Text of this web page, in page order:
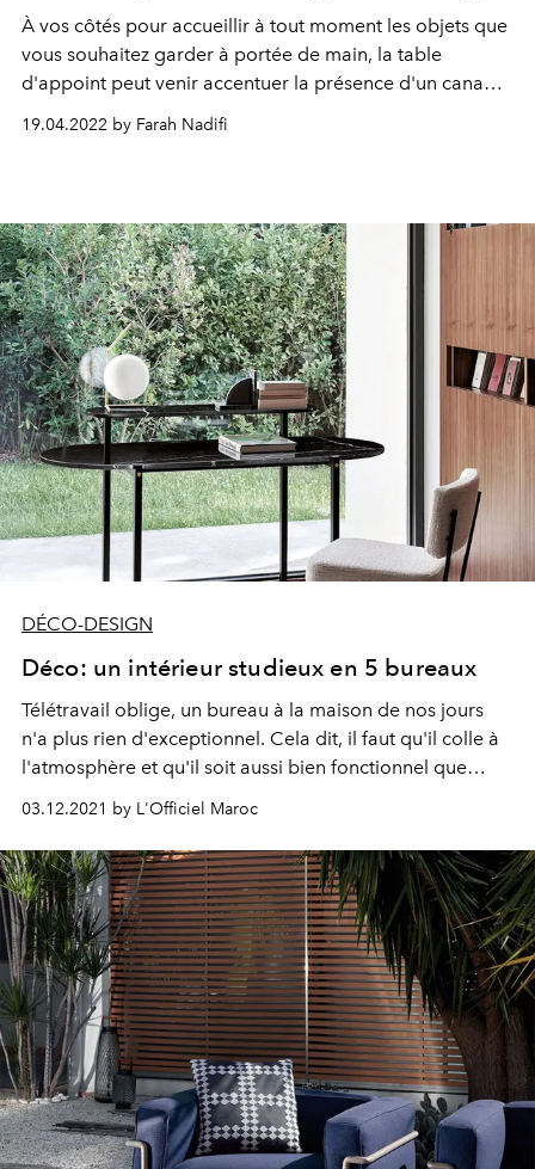
À vos côtés pour accueillir à tout moment les objets que
vous souhaitez garder à portée de main, la table
d'appoint peut venir accentuer la présence d'un canapé
par exemple ou a contrario se faire discrète, se fondant
dans l'éxistant. Ici, notre sélection de tables d'appoints
lignes font office de "design statement".
19.04.2022 by Farah Nadifi
DÉCO-DESIGN
Déco: un intérieur studieux en 5 bureaux
Télétravail oblige, un bureau à la maison de nos jours
n'a plus rien d'exceptionnel. Cela dit, il faut qu'il colle à
l'atmosphère et qu'il soit aussi bien fonctionnel que
03.12.2021 by L'Officiel Maroc